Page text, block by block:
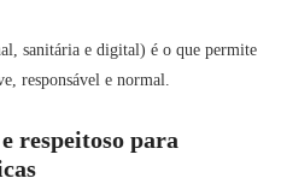
sanitária e digital) é o que permite
responsável e normal.
respeitoso para